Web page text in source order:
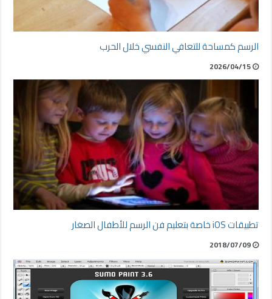
الرسم كمساحة للتعافي النفسي خلال الحرب
2026/04/15
تطبيقات iOS خاصة بتعليم فن الرسم للأطفال الصغار
2018/07/09